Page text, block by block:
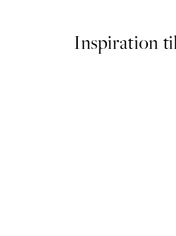
Inspiration